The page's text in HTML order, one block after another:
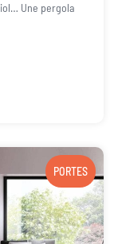
Une pergola
PORTES